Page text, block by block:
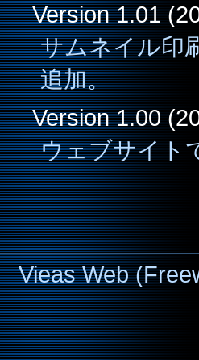
Version 1.01
サムネイル印
追加。
Version 1.00
ウェブサイト
Vieas Web